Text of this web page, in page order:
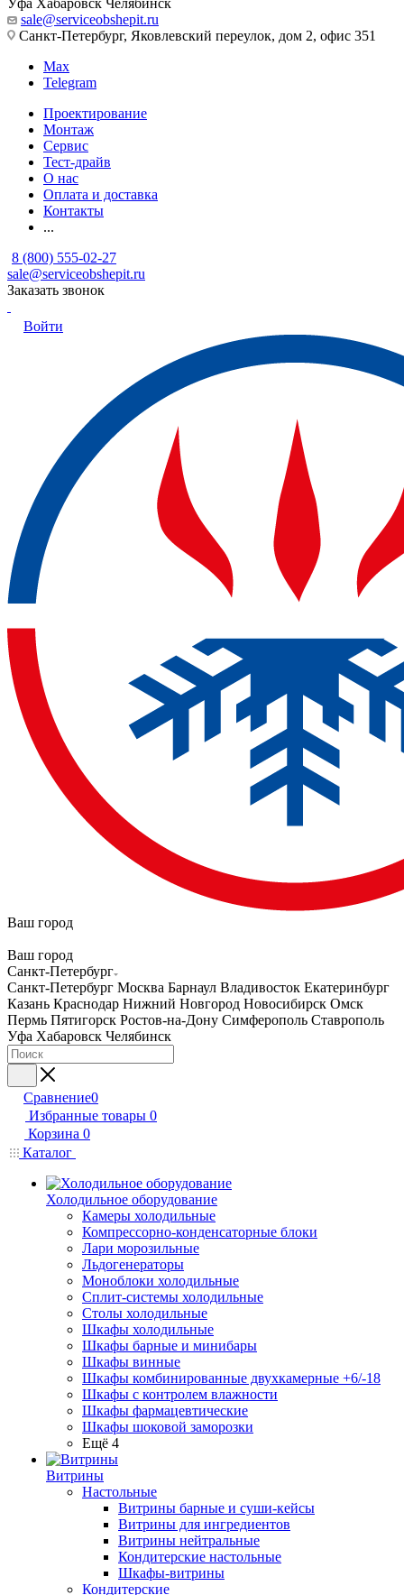
Уфа Хабаровск Челябинск
sale@serviceobshepit.ru
Санкт-Петербург, Яковлевский переулок, дом 2, офис 351
Max
Telegram
Проектирование
Монтаж
Сервис
Тест-драйв
О нас
Оплата и доставка
Контакты
...
8 (800) 555-02-27
sale@serviceobshepit.ru
Заказать звонок
Войти
Ваш город
Ваш город
Санкт-Петербург
Санкт-Петербург Москва Барнаул Владивосток Екатеринбург
Казань Краснодар Нижний Новгород Новосибирск Омск
Пермь Пятигорск Ростов-на-Дону Симферополь Ставрополь
Уфа Хабаровск Челябинск
Сравнение0
Избранные товары 0
Корзина 0
Каталог
Холодильное оборудование
Камеры холодильные
Компрессорно-конденсаторные блоки
Лари морозильные
Льдогенераторы
Моноблоки холодильные
Сплит-системы холодильные
Столы холодильные
Шкафы холодильные
Шкафы барные и минибары
Шкафы винные
Шкафы комбинированные двухкамерные +6/-18
Шкафы с контролем влажности
Шкафы фармацевтические
Шкафы шоковой заморозки
Ещё 4
Витрины
Настольные
Витрины барные и суши-кейсы
Витрины для ингредиентов
Витрины нейтральные
Кондитерские настольные
Шкафы-витрины
Кондитерские